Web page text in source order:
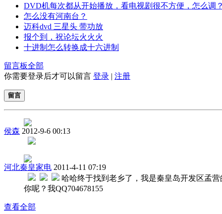
DVD机每次都从开始播放，看电视剧很不方便，怎么调
怎么没有河南台？
迈科dvd 三星头 带功放
报个到，祝论坛火火火
十进制怎么转换成十六进制
留言板全部
你需要登录后才可以留言 登录 | 注册
留言
侯森 2012-9-6 00:13
河北秦皇家电 2011-4-11 07:19
哈哈终于找到老乡了，我是秦皇岛开发区孟营
你呢？我QQ704678155
查看全部